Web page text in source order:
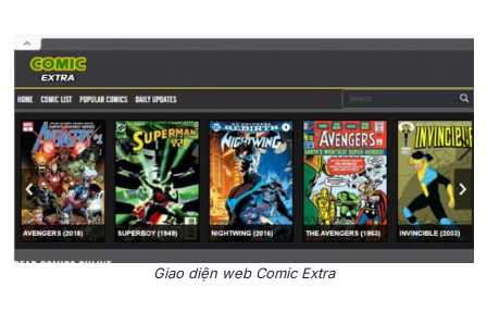
Giao diện web Comic Extra